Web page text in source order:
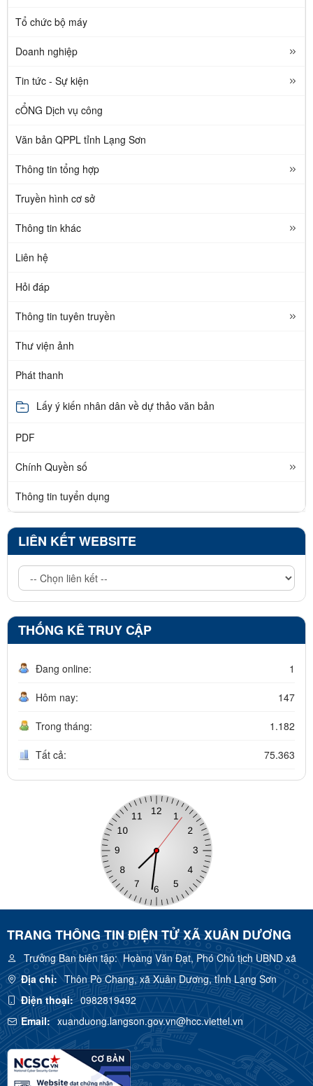
Tổ chức bộ máy
Doanh nghiệp
Tin tức - Sự kiện
cỔNG Dịch vụ công
Văn bản QPPL tỉnh Lạng Sơn
Thông tin tổng hợp
Truyền hình cơ sở
Thông tin khác
Liên hệ
Hỏi đáp
Thông tin tuyên truyền
Thư viện ảnh
Phát thanh
Lấy ý kiến nhân dân về dự thảo văn bản
PDF
Chính Quyền số
Thông tin tuyển dụng
LIÊN KẾT WEBSITE
THỐNG KÊ TRUY CẬP
Đang online: 1
Hôm nay: 147
Trong tháng: 1.182
Tất cả: 75.363
TRANG THÔNG TIN ĐIỆN TỬ XÃ XUÂN DƯƠNG
Trưởng Ban biên tập:Hoàng Văn Đạt, Phó Chủ tịch UBND xã
Địa chỉ: Thôn Pò Chang, xã Xuân Dương, tỉnh Lạng Sơn
Điện thoại: 0982819492
Email: xuanduong.langson.gov.vn@hcc.viettel.vn